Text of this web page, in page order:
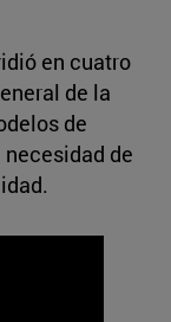
en cuatro
de la
de
de